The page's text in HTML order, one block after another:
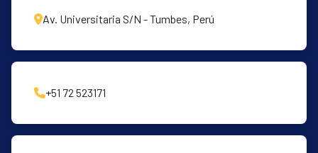
Av. Universitaria S/N - Tumbes, Perú
+51 72 523171